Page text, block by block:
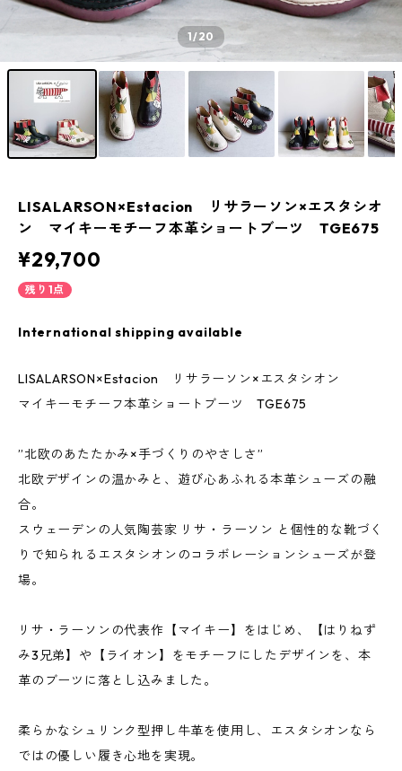
1/20
LISALARSON×Estacion リサラーソン×エスタシオ
ン マイキーモチーフ本革ショートブーツ TGE675
¥29,700
残り1点
International shipping available
LISALARSON×Estacion リサラーソン×エスタシオン
マイキーモチーフ本革ショートブーツ TGE675
”北欧のあたたかみ×手づくりのやさしさ”
北欧デザインの温かみと、遊び心あふれる本革シューズの融
合。
スウェーデンの人気陶芸家 リサ・ラーソン と個性的な靴づく
りで知られるエスタシオンのコラボレーションシューズが登
場。
リサ・ラーソンの代表作【マイキー】をはじめ、【はりねず
み3兄弟】や【ライオン】をモチーフにしたデザインを、本
革のブーツに落とし込みました。
柔らかなシュリンク型押し牛革を使用し、エスタシオンなら
ではの優しい履き心地を実現。